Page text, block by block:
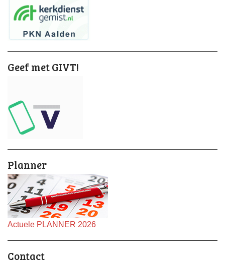
Geef met GIVT!
Planner
Actuele PLANNER 2026
Contact